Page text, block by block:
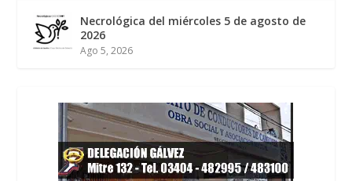
Necrológica del miércoles 5 de agosto de
2026
Ago 5, 2026